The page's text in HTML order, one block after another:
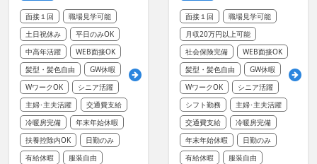
面接１回
職場見学可能
土日祝休み
平日のみOK
中高年活躍
WEB面接OK
髪型・髪色自由
GW休暇
WワークOK
シニア活躍
主婦･主夫活躍
交通費支給
冷暖房完備
年末年始休暇
扶養控除内OK
日勤のみ
有給休暇
服装自由
面接１回
職場見学可能
月収20万円以上可能
社会保険完備
WEB面接OK
髪型・髪色自由
GW休暇
WワークOK
シニア活躍
シフト勤務
主婦･主夫活躍
交通費支給
冷暖房完備
年末年始休暇
日勤のみ
有給休暇
服装自由